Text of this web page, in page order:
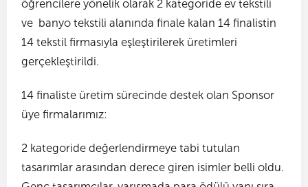
öğrencilere yönelik olarak 2 kategoride ev tekstili
ve banyo tekstili alanında finale kalan 14 finalistin
14 tekstil firmasıyla eşleştirilerek üretimleri
gerçekleştirildi.
14 finaliste üretim sürecinde destek olan Sponsor
üye firmalarımız:
2 kategoride değerlendirmeye tabi tutulan
tasarımlar arasından derece giren isimler belli oldu.